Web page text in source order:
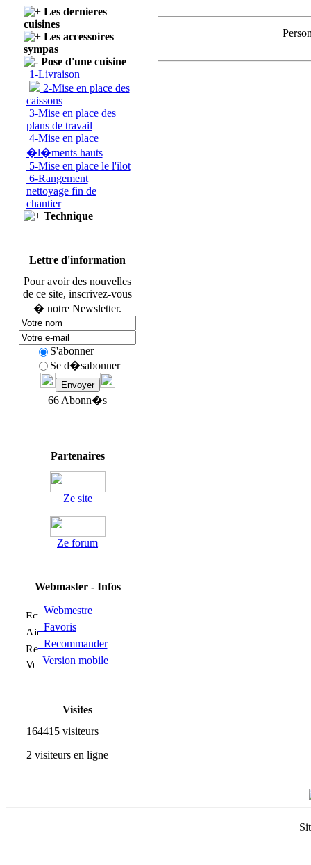
Les dernieres
cuisines
Les accessoires
sympas
Pose d'une cuisine
1-Livraison
2-Mise en place des
caissons
3-Mise en place des
plans de travail
4-Mise en place
�l�ments hauts
5-Mise en place le l'ilot
6-Rangement
nettoyage fin de
chantier
Technique
Lettre d'information
Pour avoir des nouvelles
de ce site, inscrivez-vous
� notre Newsletter.
S'abonner
Se d�sabonner
66 Abonn�s
Partenaires
Ze site
Ze forum
Webmaster - Infos
Webmestre
Favoris
Recommander
Version mobile
Visites
164415 visiteurs
2 visiteurs en ligne